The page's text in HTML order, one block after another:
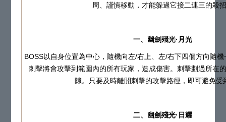
周、謹慎移動，才能躲過它接二連三的殺
一、幽劍殘光·月光
BOSS以自身位置為中心，隨機向左/右上、左/右下四個方向隨
刺擊將會攻擊到範圍內的所有玩家，造成傷害。刺擊劃過所在
隙。只要及時離開刺擊的攻擊路徑，即可避免受
二、幽劍殘光·日耀